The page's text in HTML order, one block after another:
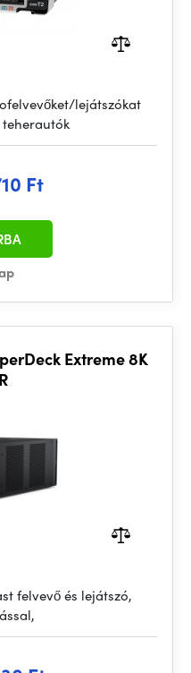
lejátszókat
Ft
Extreme 8K
felvevő és lejátszó,